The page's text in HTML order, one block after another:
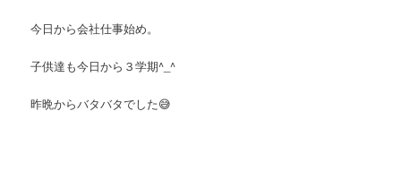
今日から会社仕事始め。
子供達も今日から３学期^_^
昨晩からバタバタでした😅